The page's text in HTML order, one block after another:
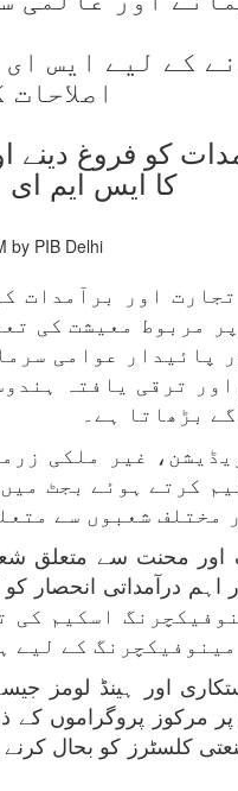
کے لیے ایس
کا ایس ایم ای
by PIB Delhi
بین الاقوامی تجارت
مربوط معیشت کی
پائیدار عوامی
ترقی یافتہ
بڑھاتا ہے۔
غیر ملکی
کرتے ہوئے بجٹ
شعبوں سے
محنت سے متعلق
اسکیم
کے لیے
اور ہینڈ
پر مرکوز پروگراموں
دوسو( 200) پرانے صنعتی